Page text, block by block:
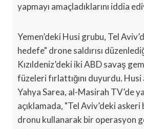
yapmayı amaçladıklarını iddia
Yemen’deki Husi grubu, Tel
hedefe" drone saldırısı
Kızıldeniz’deki iki ABD savaş
füzeleri fırlattığını duyurdu.
Yahya Sarea, al-Masirah TV’de
açıklamada, "Tel Aviv’deki
dronu kullanarak bir operasyon